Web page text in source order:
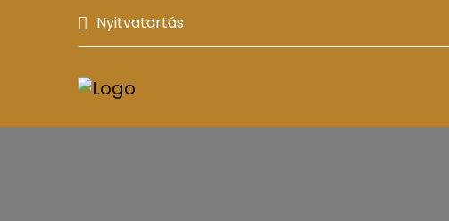
Nyitvatartás